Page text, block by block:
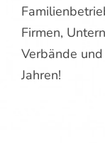
Firmen,
Verbände
Jahren!